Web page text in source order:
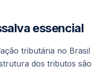
essencial
tributária no Brasil
dos tributos